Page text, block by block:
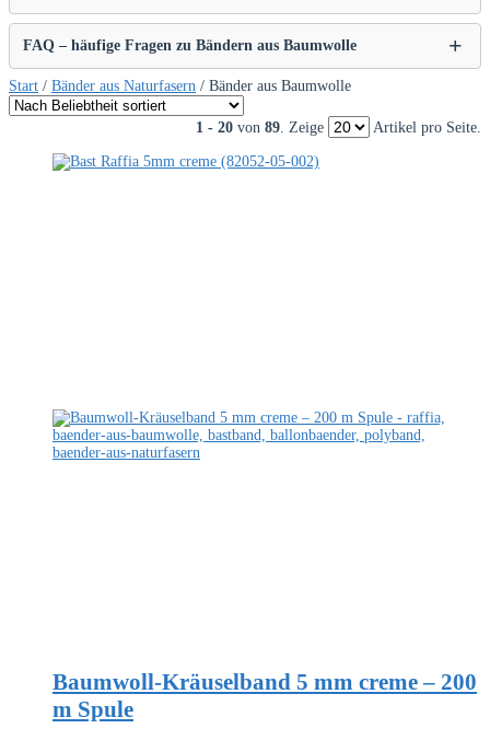
FAQ – häufige Fragen zu Bändern aus Baumwolle
Start / Bänder aus Naturfasern / Bänder aus Baumwolle
1 - 20 von 89 . Zeige Artikel pro Seite.
Baumwoll-Kräuselband 5 mm creme – 200
m Spule